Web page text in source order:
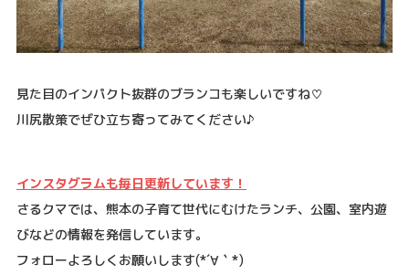
見た目のインパクト抜群のブランコも楽しいですね♡
川尻散策でぜひ立ち寄ってみてください♪
インスタグラムも毎日更新しています！
さるクマでは、熊本の子育て世代にむけたランチ、公園、室内遊
びなどの情報を発信しています。
フォローよろしくお願いします(*´∀｀ *)